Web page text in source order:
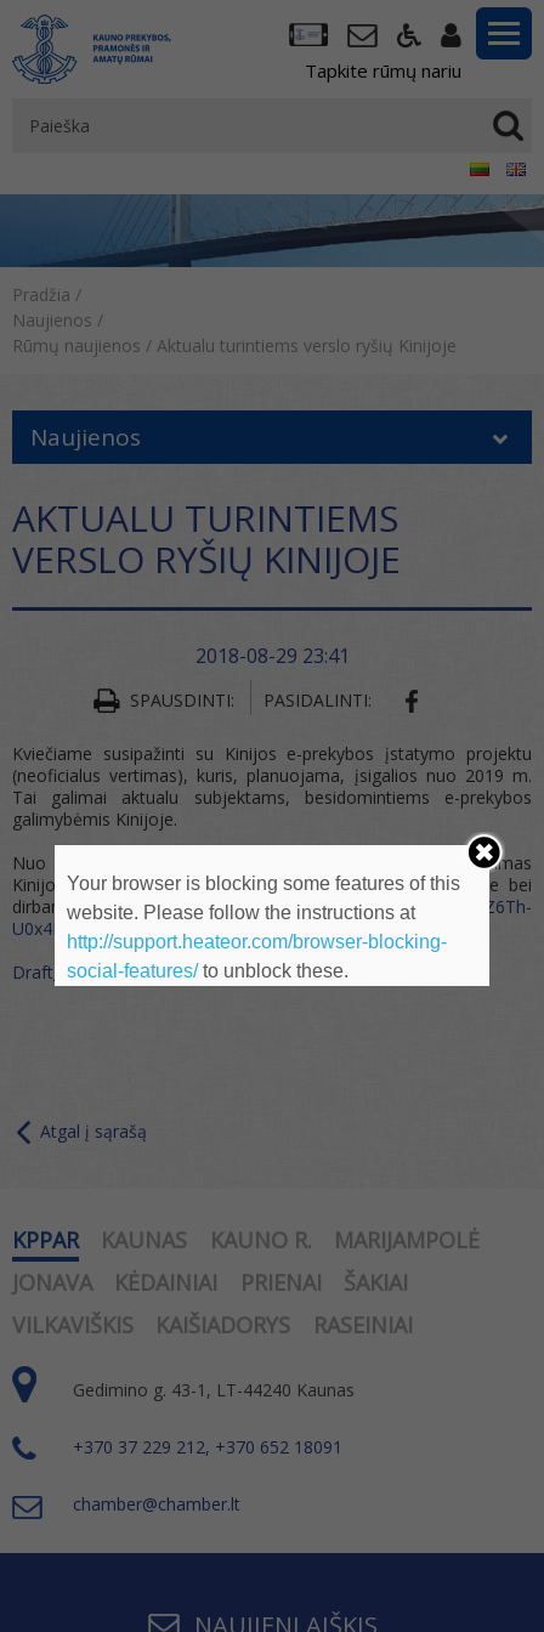
Tapkite rūmų nariu
Pradžia /
Naujienos /
Rūmų naujienos / Aktualu turintiems verslo ryšių Kinijoje
Naujienos
AKTUALU TURINTIEMS
VERSLO RYŠIŲ KINIJOJE
2018-08-29 23:41
SPAUSDINTI: PASIDALINTI:
Kviečiame susipažinti su Kinijos e-prekybos įstatymo projektu
(neoficialus vertimas), kuris, planuojama, įsigalios nuo 2019 m.
Tai galimai aktualu subjektams, besidomintiems e-prekybos
galimybėmis Kinijoje.
Nuo sausio 1 d. planuojamas naujas pajamų apmokestinimas
Kinijoje. Tai gali būti aktualu steigiantiems įmones Kinijoje bei
dirbantiems užsieniečiamshttps://mp.weixin.qq.com/s/dZ6Th-
U0x4K_uVsEJvbaeg
Draft_E_Commerce_Law.pdf
Atgal į sąrašą
KPPAR KAUNAS KAUNO R.
MARIJAMPOLĖ
JONAVA
KĖDAINIAI PRIENAI
ŠAKIAI
VILKAVIŠKIS
KAIŠIADORYS RASEINIAI
Gedimino g. 43-1, LT-44240 Kaunas
+370 37 229 212, +370 652 18091
chamber@chamber.lt
NAUJIENLAIŠKIS
Your browser is blocking some features of this
website. Please follow the instructions at
http://support.heateor.com/browser-blocking-
social-features/to unblock these.